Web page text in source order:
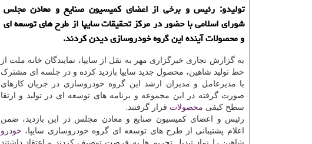
تولیدو: رئیس و برخی از اعضای کمیسیون صنایع و معادن مجلس
شورای اسلامی با حضور در مرکز تحقیقات سایپا از طرح های توسعه ای
و محصولات آینده این گروه خودروسازی دیدن کردند.
به گزارش تجاری خبرگزاری مهر به نقل از سایپا، نمایندگان خانه ملت از
خط تولید شاهین، محصول جدید سایپا بازدید کرده و در جلسه ای مشترک
با مدیرعامل و مدیران ارشد این گروه خودروسازی در جریان کارهای
صورت گرفته در این مجموعه و برنامه های توسعه ای در تولید و ارتقا
سطح کیفی محصولات قرار گرفتند.
رئیس و اعضای کمیسیون صنایع و معادن مجلس در این بازدید، ضمن
اعلام پشتیبانی از طرح های توسعه ای گروه خودروسازی سایپا، خودرو